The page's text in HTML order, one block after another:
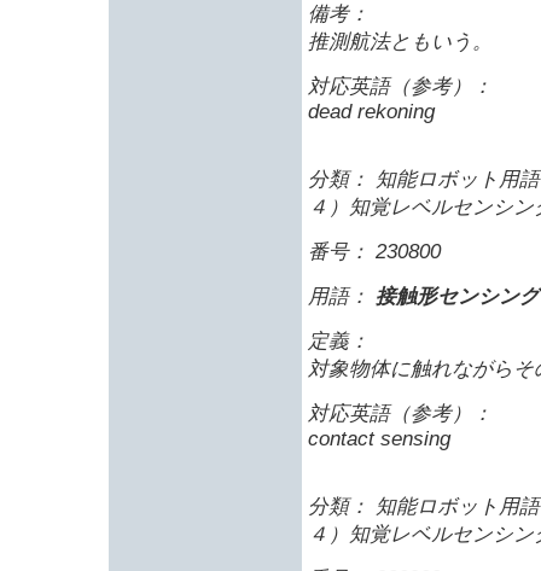
備考：
推測航法ともいう。
対応英語（参考）：
dead rekoning
分類： 知能ロボット用
４）知覚レベルセンシン
番号： 230800
用語： 接触形センシング
定義：
対象物体に触れながら
対応英語（参考）：
contact sensing
分類： 知能ロボット用
４）知覚レベルセンシン